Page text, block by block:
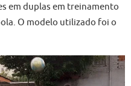
em duplas em treinamento
O modelo utilizado foi o